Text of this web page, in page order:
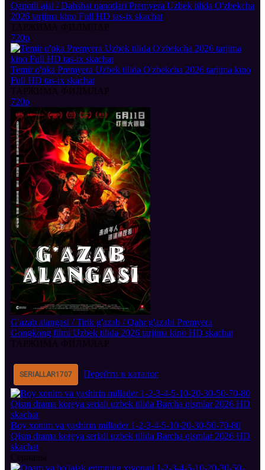
Qanotli ajal / Dahshat qanotlari Premyera Uzbek tilida O'zbekcha
2026 tarjima kino Full HD tas-ix skachat
ТАРЖИМА ФИЛМЛАР
720p
Temir o'pka Premyera Uzbek tilida O'zbekcha 2026 tarjima kino
Full HD tas-ix skachat
ТАРЖИМА ФИЛМЛАР
720p
G'azab alangasi / Tirik g'azab / Qahr g'azabi Premyera
Gongkong filmi Uzbek tilida 2026 tarjima kino HD skachat
ТАРЖИМА ФИЛМЛАР
SERIALLAR1707 Перейти в каталог
Boy xonim va yashirin millader 1-2-3-4-5-10-20-30-50-70-80
Qism drama koreya seriali uzbek tilida Barcha qismlar 2026 HD
skachat
Сериалы